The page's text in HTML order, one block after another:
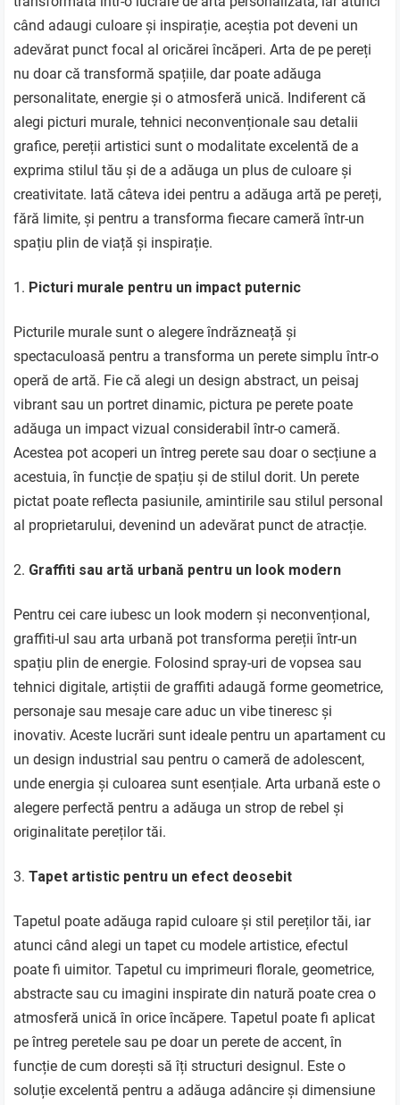
când adaugi culoare și inspirație, aceștia pot deveni un
adevărat punct focal al oricărei încăperi. Arta de pe pereți
nu doar că transformă spațiile, dar poate adăuga
personalitate, energie și o atmosferă unică. Indiferent că
alegi picturi murale, tehnici neconvenționale sau detalii
grafice, pereții artistici sunt o modalitate excelentă de a
exprima stilul tău și de a adăuga un plus de culoare și
creativitate. Iată câteva idei pentru a adăuga artă pe pereți,
fără limite, și pentru a transforma fiecare cameră într-un
spațiu plin de viață și inspirație.
Picturi murale pentru un impact puternic
Picturile murale sunt o alegere îndrăzneață și
spectaculoasă pentru a transforma un perete simplu într-o
operă de artă. Fie că alegi un design abstract, un peisaj
vibrant sau un portret dinamic, pictura pe perete poate
adăuga un impact vizual considerabil într-o cameră.
Acestea pot acoperi un întreg perete sau doar o secțiune a
acestuia, în funcție de spațiu și de stilul dorit. Un perete
pictat poate reflecta pasiunile, amintirile sau stilul personal
al proprietarului, devenind un adevărat punct de atracție.
Graffiti sau artă urbană pentru un look modern
Pentru cei care iubesc un look modern și neconvențional,
graffiti-ul sau arta urbană pot transforma pereții într-un
spațiu plin de energie. Folosind spray-uri de vopsea sau
tehnici digitale, artiștii de graffiti adaugă forme geometrice,
personaje sau mesaje care aduc un vibe tineresc și
inovativ. Aceste lucrări sunt ideale pentru un apartament cu
un design industrial sau pentru o cameră de adolescent,
unde energia și culoarea sunt esențiale. Arta urbană este o
alegere perfectă pentru a adăuga un strop de rebel și
originalitate pereților tăi.
Tapet artistic pentru un efect deosebit
Tapetul poate adăuga rapid culoare și stil pereților tăi, iar
atunci când alegi un tapet cu modele artistice, efectul
poate fi uimitor. Tapetul cu imprimeuri florale, geometrice,
abstracte sau cu imagini inspirate din natură poate crea o
atmosferă unică în orice încăpere. Tapetul poate fi aplicat
pe întreg peretele sau pe doar un perete de accent, în
funcție de cum dorești să îți structuri designul. Este o
soluție excelentă pentru a adăuga adâncire și dimensiune